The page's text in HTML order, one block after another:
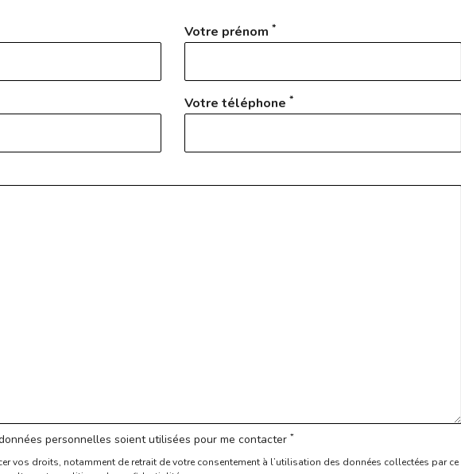
Votre prénom *
Votre téléphone *
personnelles soient utilisées pour me contacter *
vos droits, notamment de retrait de votre consentement à l’utilisation des données collectées par ce